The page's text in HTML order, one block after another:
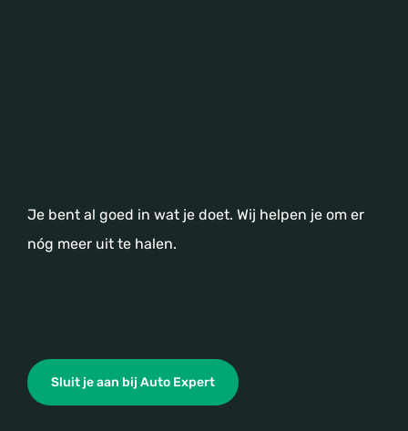
Je bent al goed in wat je doet. Wij helpen je om er
nóg meer uit te halen.
Sluit je aan bij Auto Expert